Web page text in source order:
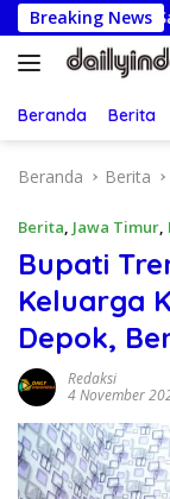
Langsung
ke
konten
Breaking News
Sakit dan
Beranda Berita
Beranda Berita
Berita, Jawa Timur,
Bupati
Keluarga
Depok,
Redaksi
4 November